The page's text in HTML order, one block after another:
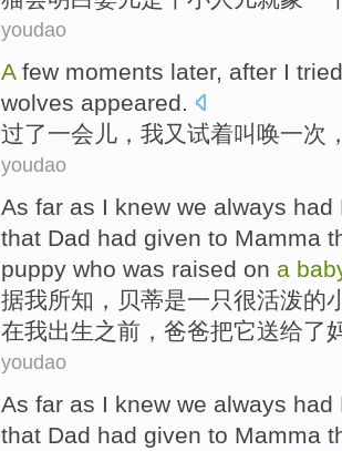
youdao
Afew moments later, after I tried
wolves appeared.
过了一会儿 ， 我又试着叫唤一次
youdao
As far as I knew we always had
that Dad had given to Mamma
puppy who was raised on a
据我所知 ， 贝蒂是一只很活泼的
在我出生之前 ， 爸爸把它送给了
youdao
As far as I knew we always had
that Dad had given to Mamma